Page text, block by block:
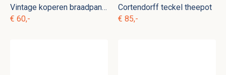
Vintage koperen braadpan kk. p 1
€ 60,-
Cortendorff teckel theepot
€ 85,-